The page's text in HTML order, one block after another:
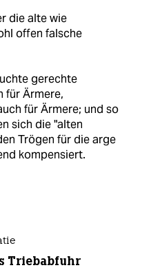
die alte wie
offen falsche
gerechte
für Ärmere,
für Ärmere; und so
sich die "alten
Trögen für die arge
kompensiert.
Triebabfuhr